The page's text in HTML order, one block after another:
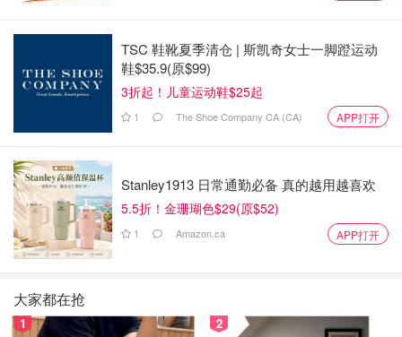
第三步.把5个蛋黄全部搅匀。
TSC 鞋靴夏季清仓 | 斯凯奇女士一脚蹬运动
鞋$35.9(原$99)
3折起！儿童运动鞋$25起
1 The Shoe Company CA (CA) APP打开
Stanley1913 日常通勤必备 真的越用越喜欢
5.5折！金珊瑚色$29(原$52)
1 Amazon.ca APP打开
大家都在抢
1 2